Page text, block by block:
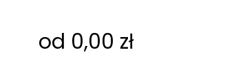
od 0,00 zł